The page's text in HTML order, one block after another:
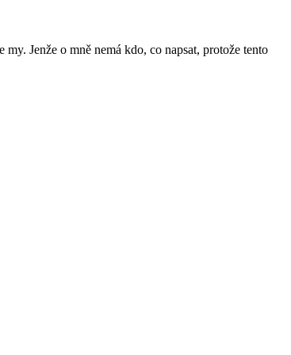
Jenže o mně nemá kdo, co napsat, protože tento